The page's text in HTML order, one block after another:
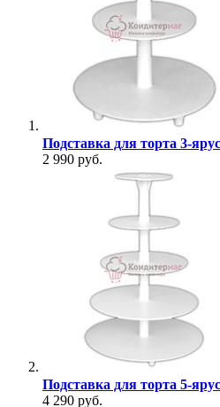
Подставка для торта 3-
2 990 руб.
Подставка для торта 5-
4 290 руб.